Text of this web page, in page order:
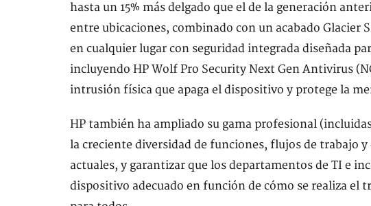
hasta un 15% más delgado que el de la generación
entre ubicaciones, combinado con un acabado Glacier
en cualquier lugar con seguridad integrada diseñada
incluyendo HP Wolf Pro Security Next Gen Antivirus
intrusión física que apaga el dispositivo y protege la
HP también ha ampliado su gama profesional
la creciente diversidad de funciones, flujos de trabajo
actuales, y garantizar que los departamentos de TI e
dispositivo adecuado en función de cómo se realiza el